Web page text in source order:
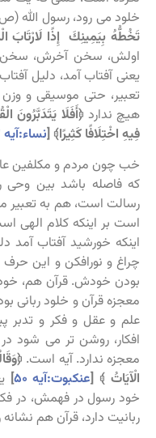
خلود می رود، رسول الله
تَخُطُّهُ بِيَمِينِكَ إِذًا لَارْتَابَ
اولش، سخن آخرش،
یعنی آفتاب آمد، دلیل
تعبیر، حتی موسیقی و وزن
هیچ ندارد ﴿أَفَلَا يَتَدَبَّرُونَ
فِيهِ اخْتِلَافًا كَثِيرًا﴾ [نساء:آیه ۸۲
خب چون مردم و مکلفین
که فاصله باشد بین وحی
رسالت است، هم به تعبیر
است بر اینکه کلام الهی
اینکه خورشید آفتاب آمد
چراغ و نورافکن و این
بودن خودش. قرآن هم،
معجزه قرآن و خلود ربانی
علم و عقل و فکر و تدبر
افکار، روشن تر می شود
معجزه ندارد. آیه است.
الْآيَاتُ ﴾ [عنکبوت:آیه ۵۰ ]
خود رسول در فهمش، در
ربانیت دارد، قرآن هم نشانه